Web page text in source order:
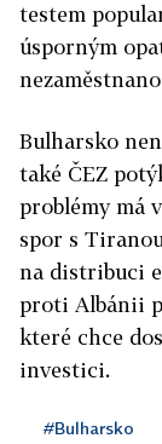
testem
úsporným
Bulharsko
také ČEZ
problémy má
spor s
na distribuci
proti Albánii
které chce
investici.
#Bulharsko